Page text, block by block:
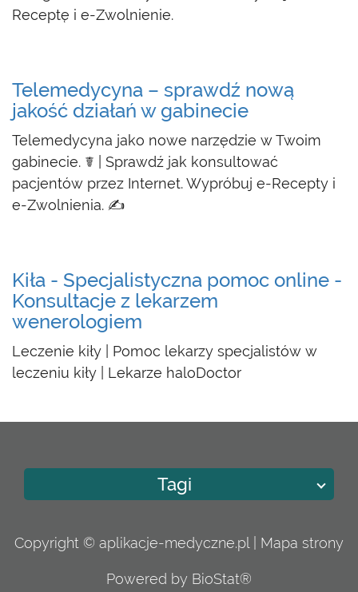
Receptę i e-Zwolnienie.
Telemedycyna – sprawdź nową
jakość działań w gabinecie
Telemedycyna jako nowe narzędzie w Twoim
gabinecie. ☤ | Sprawdź jak konsultować
pacjentów przez Internet. Wypróbuj e-Recepty i
e-Zwolnienia. ✍
Kiła - Specjalistyczna pomoc online -
Konsultacje z lekarzem
wenerologiem
Leczenie kiły | Pomoc lekarzy specjalistów w
leczeniu kiły | Lekarze haloDoctor
Tagi
Copyright © aplikacje-medyczne.pl | Mapa strony
Powered by BioStat®